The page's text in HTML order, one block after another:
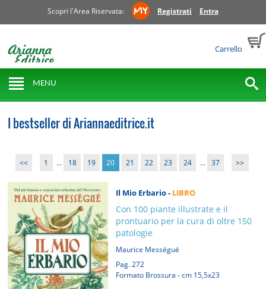
Scopri l'Area Riservata: Registrati Entra
Carrello
MENU
I bestseller di Ariannaeditrice.it
<< 1 ... 18 19 20 21 22 23 24 ... 37 >>
Il Mio Erbario - LIBRO
Con 100 piante illustrate e il
prontuario per la cura di oltre 150
patologie
Maurice Mességué
Pag. 272
Formato Brossura - cm 15,5x23